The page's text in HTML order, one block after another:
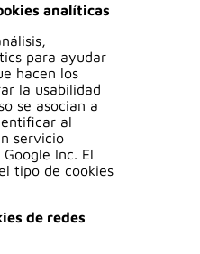
analíticas
para ayudar
hacen los
la usabilidad
se asocian a
al
servicio
Inc. El
tipo de cookies
de redes